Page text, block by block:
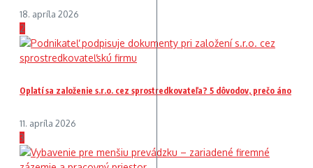
18. apríla 2026
2
Oplatí sa založenie s.r.o. cez sprostredkovateľa? 5 dôvodov, prečo áno
11. apríla 2026
3